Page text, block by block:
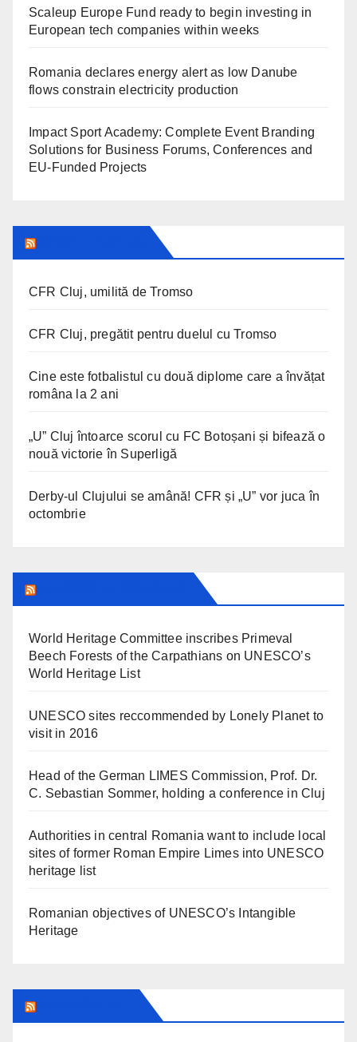
Scaleup Europe Fund ready to begin investing in
European tech companies within weeks
Romania declares energy alert as low Danube
flows constrain electricity production
Impact Sport Academy: Complete Event Branding
Solutions for Business Forums, Conferences and
EU-Funded Projects
CFR Cluj, umilită de Tromso
CFR Cluj, pregătit pentru duelul cu Tromso
Cine este fotbalistul cu două diplome care a învățat
româna la 2 ani
„U” Cluj întoarce scorul cu FC Botoșani și bifează o
nouă victorie în Superligă
Derby-ul Clujului se amână! CFR și „U” vor juca în
octombrie
World Heritage Committee inscribes Primeval
Beech Forests of the Carpathians on UNESCO’s
World Heritage List
UNESCO sites reccommended by Lonely Planet to
visit in 2016
Head of the German LIMES Commission, Prof. Dr.
C. Sebastian Sommer, holding a conference in Cluj
Authorities in central Romania want to include local
sites of former Roman Empire Limes into UNESCO
heritage list
Romanian objectives of UNESCO’s Intangible
Heritage